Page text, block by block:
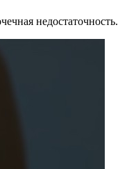
недостаточность.